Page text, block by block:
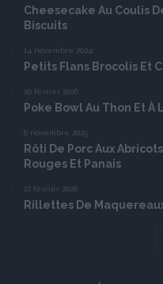
Cheesecake Au Coulis
Biscuits
14 novembre 2024
Petits Flans Brocolis Et
20 février 2026
Poke Bowl Au Thon Et À
6 novembre 2025
Rôti De Porc Aux
Rouges Et Panais
17 février 2026
Rillettes De